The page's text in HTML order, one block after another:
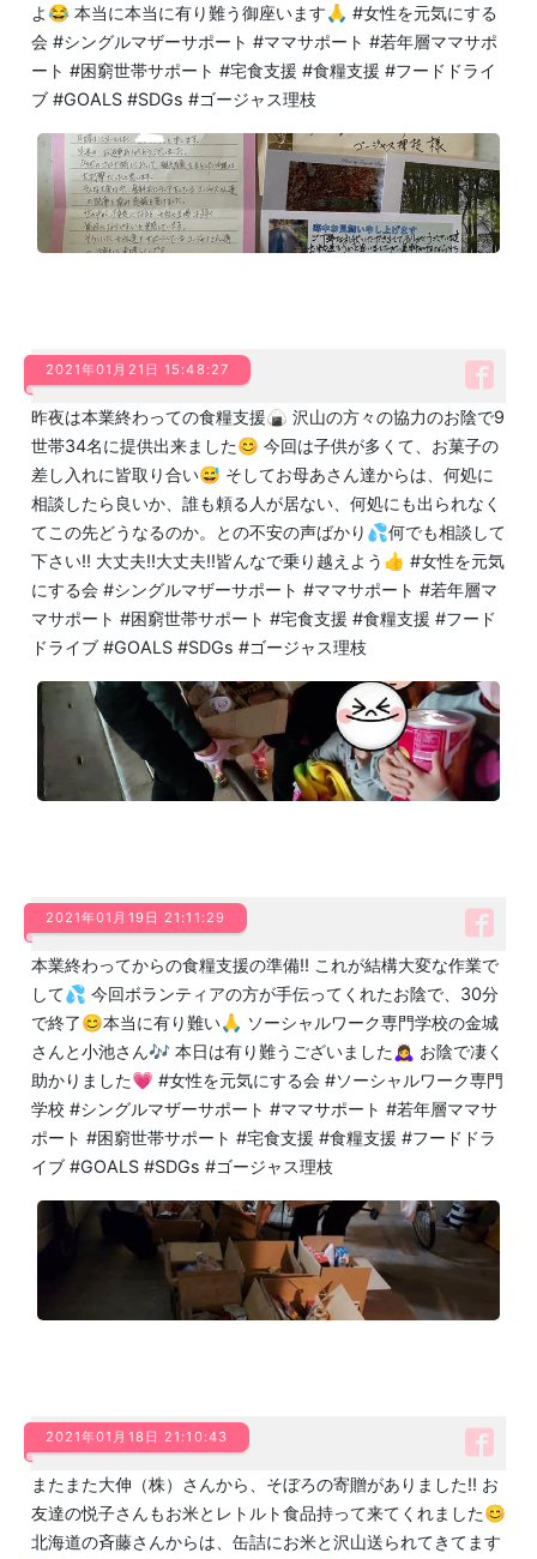
よ😂 本当に本当に有り難う御座います🙏 #女性を元気にする
会 #シングルマザーサポート #ママサポート #若年層ママサポ
ート #困窮世帯サポート #宅食支援 #食糧支援 #フードドライ
ブ #GOALS #SDGs #ゴージャス理枝
2021年01月21日 15:48:27
昨夜は本業終わっての食糧支援🍙 沢山の方々の協力のお陰で9
世帯34名に提供出来ました😊 今回は子供が多くて、お菓子の
差し入れに皆取り合い😅 そしてお母あさん達からは、何処に
相談したら良いか、誰も頼る人が居ない、何処にも出られなく
てこの先どうなるのか。との不安の声ばかり💦何でも相談して
下さい‼️ 大丈夫‼️大丈夫‼️皆んなで乗り越えよう👍 #女性を元気
にする会 #シングルマザーサポート #ママサポート #若年層マ
マサポート #困窮世帯サポート #宅食支援 #食糧支援 #フード
ドライブ #GOALS #SDGs #ゴージャス理枝
2021年01月19日 21:11:29
本業終わってからの食糧支援の準備‼️ これが結構大変な作業で
して💦 今回ボランティアの方が手伝ってくれたお陰で、30分
で終了😊本当に有り難い🙏 ソーシャルワーク専門学校の金城
さんと小池さん🎶 本日は有り難うございました🙇‍♀️ お陰で凄く
助かりました💗 #女性を元気にする会 #ソーシャルワーク専門
学校 #シングルマザーサポート #ママサポート #若年層ママサ
ポート #困窮世帯サポート #宅食支援 #食糧支援 #フードドラ
イブ #GOALS #SDGs #ゴージャス理枝
2021年01月18日 21:10:43
またまた大伸（株）さんから、そぼろの寄贈がありました‼️ お
友達の悦子さんもお米とレトルト食品持って来てくれました😊
北海道の斉藤さんからは、缶詰にお米と沢山送られてきてます